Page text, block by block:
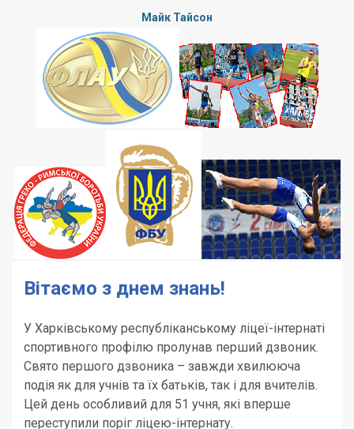
Майк Тайсон
Вітаємо з днем знань!
У Харківському республіканському ліцеї-інтернаті
спортивного профілю пролунав перший дзвоник.
Свято першого дзвоника – завжди хвилююча
подія як для учнів та їх батьків, так і для вчителів.
Цей день особливий для 51 учня, які вперше
переступили поріг ліцею-інтернату.